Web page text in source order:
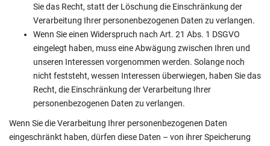
Sie das Recht, statt der Löschung die Einschränkung der
Verarbeitung Ihrer personenbezogenen Daten zu verlangen.
Wenn Sie einen Widerspruch nach Art. 21 Abs. 1 DSGVO
eingelegt haben, muss eine Abwägung zwischen Ihren und
unseren Interessen vorgenommen werden. Solange noch
nicht feststeht, wessen Interessen überwiegen, haben Sie das
Recht, die Einschränkung der Verarbeitung Ihrer
personenbezogenen Daten zu verlangen.
Wenn Sie die Verarbeitung Ihrer personenbezogenen Daten
eingeschränkt haben, dürfen diese Daten – von ihrer Speicherung